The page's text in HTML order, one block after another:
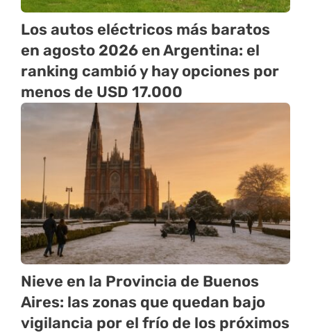
Los autos eléctricos más baratos
en agosto 2026 en Argentina: el
ranking cambió y hay opciones por
menos de USD 17.000
Nieve en la Provincia de Buenos
Aires: las zonas que quedan bajo
vigilancia por el frío de los próximos